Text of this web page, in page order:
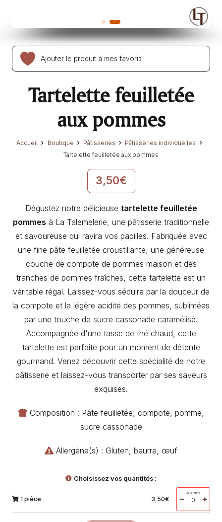
Ajouter le produit à mes favoris
Tartelette feuilletée
aux pommes
Accueil Boutique Pâtisseries
Pâtisseries individuelles
Tartelette feuilletée aux pommes
3,50€
Dégustez notre délicieuse tartelette feuilletée
pommes à La Talemelerie, une pâtisserie traditionnelle
et savoureuse qui ravira vos papilles. Fabriquée avec
une fine pâte feuilletée croustillante, une généreuse
couche de compote de pommes maison et des
tranches de pommes fraîches, cette tartelette est un
véritable régal. Laissez-vous séduire par la douceur de
la compote et la légère acidité des pommes, sublimées
par une touche de sucre cassonade caramélisé.
Accompagnée d'une tasse de thé chaud, cette
tartelette est parfaite pour un moment de détente
gourmand. Venez découvrir cette spécialité de notre
pâtisserie et laissez-vous transporter par ses saveurs
exquises.
Composition : Pâte feuilletée, compote, pomme,
sucre cassonade
Allergène(s) : Gluten, beurre, œuf
Choisissez vos quantités :
1 pièce 3,50€
QUANTITÉ